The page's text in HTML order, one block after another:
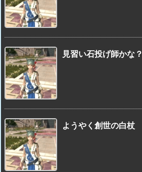
見習い石投げ師かな？
ようやく創世の白杖